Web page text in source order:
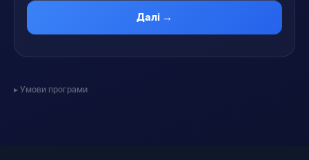
Далі →
Умови програми